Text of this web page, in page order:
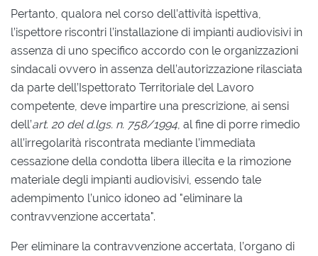
Pertanto, qualora nel corso dell’attività ispettiva,
l’ispettore riscontri l’installazione di impianti audiovisivi in
assenza di uno specifico accordo con le organizzazioni
sindacali ovvero in assenza dell’autorizzazione rilasciata
da parte dell’Ispettorato Territoriale del Lavoro
competente, deve impartire una prescrizione, ai sensi
dell’art. 20 del d.lgs. n. 758/1994, al fine di porre rimedio
all’irregolarità riscontrata mediante l’immediata
cessazione della condotta libera illecita e la rimozione
materiale degli impianti audiovisivi, essendo tale
adempimento l’unico idoneo ad "eliminare la
contravvenzione accertata".
Per eliminare la contravvenzione accertata, l’organo di